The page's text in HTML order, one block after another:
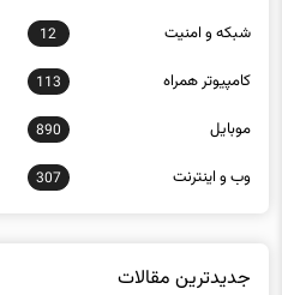
شبكه و امنيت 12
كامپيوتر همراه 113
موبايل 890
وب و اينترنت 307
جدیدترین مقالات